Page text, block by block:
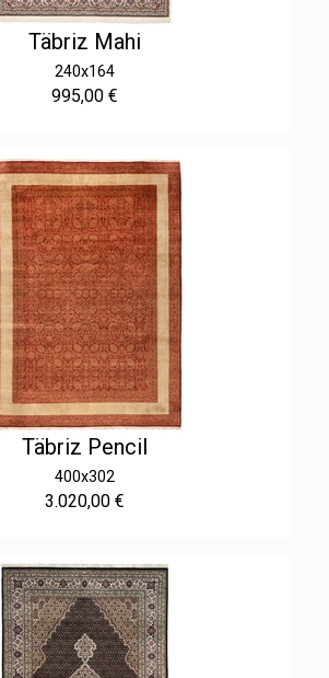
Täbriz Mahi
240x164
995,00 €
Täbriz Pencil
400x302
3.020,00 €